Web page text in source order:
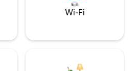
Wi-Fi